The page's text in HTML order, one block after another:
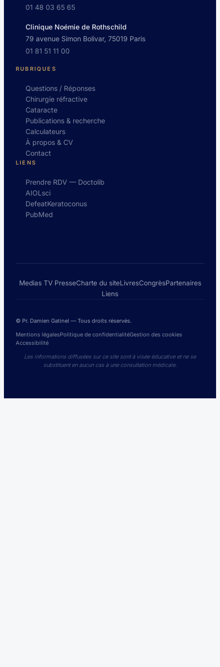
01 48 03 65 65
Clinique Noémie de Rothschild
79 avenue Simon Bolivar, 75019 Paris
01 81 51 11 00
RUBRIQUES
Questions / Réponses
Chirurgie réfractive
Cataracte
Publications & recherche
Calculateurs
À propos & CV
Contact
LIENS
Prendre RDV — Doctolib
AIOLsci
DefeatKeratoconus
PubMed
Medias TV PresseCharte du siteLivresCongrèsPartenaires
Liens
© Pr. Damien Gatinel — Tous droits réservés.
Mentions légalesPolitique de confidentialitéGestion des cookies
Accessibilité
Les informations diffusées sur ce site sont à visée éducative et ne se
substituent en aucun cas à une consultation médicale.